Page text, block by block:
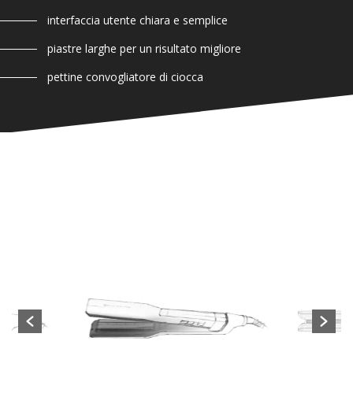
interfaccia utente chiara e semplice
piastre larghe per un risultato migliore
pettine convogliatore di ciocca